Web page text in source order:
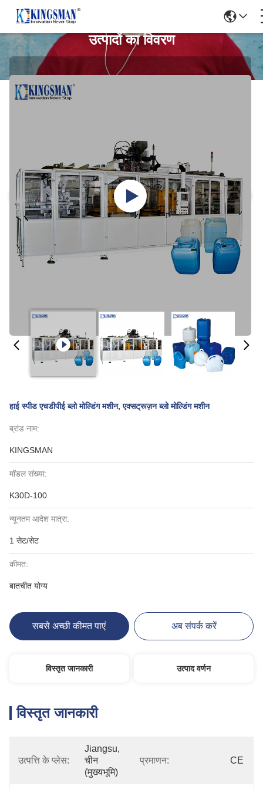
उत्पादों का विवरण
हाई स्पीड एचडीपीई ब्लो मोल्डिंग मशीन, एक्सट्रूज़न ब्लो मोल्डिंग मशीन
ब्रांड नाम:
KINGSMAN
मॉडल संख्या:
K30D-100
न्यूनतम आदेश मात्रा:
1 सेट/सेट
कीमत:
बातचीत योग्य
सबसे अच्छी कीमत पाएं अब संपर्क करें
विस्तृत जानकारी उत्पाद वर्णन
विस्तृत जानकारी
उत्पत्ति के प्लेस:
Jiangsu,
चीन
(मुख्यभूमि)
प्रमाणन: CE